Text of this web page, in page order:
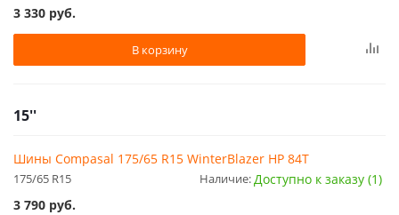
3 330 руб.
В корзину
15''
Шины Compasal 175/65 R15 WinterBlazer HP 84T
175/65 R15 Наличие:Доступно к заказу (1)
3 790 руб.